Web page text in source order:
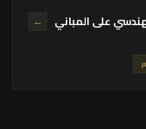
على المباني ←